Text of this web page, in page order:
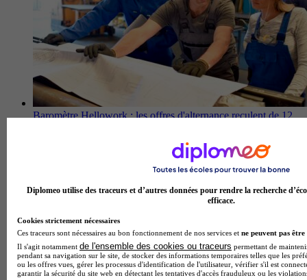
Baromètre Hellowork : les offres d'alternance reculent de 12
Diplomeo utilise des traceurs et d’autres données pour rendre la recherche
efficace.
Cookies strictement nécessaires
Ces traceurs sont nécessaires au bon fonctionnement de nos services et ne peuvent pas être
Il s'agit notamment de l'ensemble des cookies ou traceurs permettant de
pendant sa navigation sur le site, de stocker des informations temporaires telles que les
ou les offres vues, gérer les processus d'identification de l'utilisateur, vérifier s'il est
garantir la sécurité du site web en détectant les tentatives d'accès frauduleux ou les